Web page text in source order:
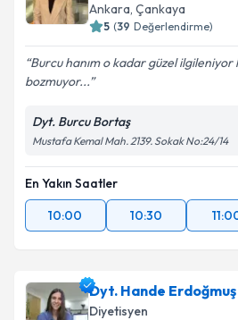
Ankara, Çankaya
5 (39 Değerlendirme)
Burcu hanım o kadar güzel ilgileniyor
bozmuyor...
Dyt. Burcu Bortaş
Mustafa Kemal Mah. 2139. Sokak No:24/14
En Yakın Saatler
10:00
10:30
Dyt. Hande
Diyetisyen